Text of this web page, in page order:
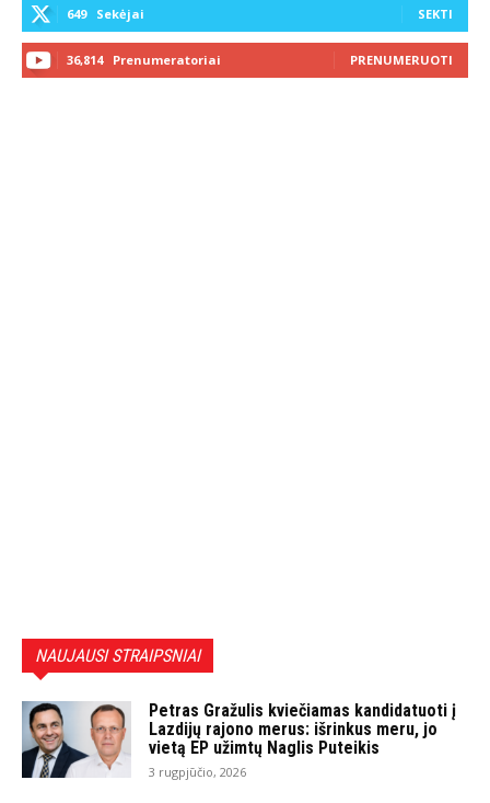
649 Sekėjai SEKTI
36,814 Prenumeratoriai PRENUMERUOTI
NAUJAUSI STRAIPSNIAI
Petras Gražulis kviečiamas kandidatuoti į
Lazdijų rajono merus: išrinkus meru, jo
vietą EP užimtų Naglis Puteikis
3 rugpjūčio, 2026